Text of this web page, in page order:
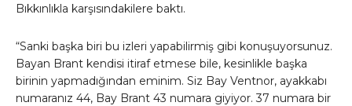
Bıkkınlıkla karşısındakilere baktı.
“Sanki başka biri bu izleri yapabilirmiş gibi konuşuyorsunuz.
Bayan Brant kendisi itiraf etmese bile, kesinlikle başka
birinin yapmadığından eminim. Siz Bay Ventnor, ayakkabı
numaranız 44, Bay Brant 43 numara giyiyor. 37 numara bir